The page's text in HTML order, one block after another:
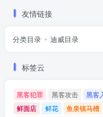
友情链接
分类目录 迪威目录
标签云
黑客犯罪 黑客攻击 黑客
鲜面店
鲜花 鱼泉镇马槽